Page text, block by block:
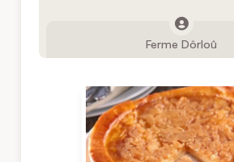
Ferme Dôrloû